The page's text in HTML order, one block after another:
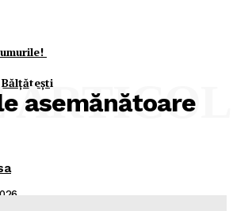
asemănătoare